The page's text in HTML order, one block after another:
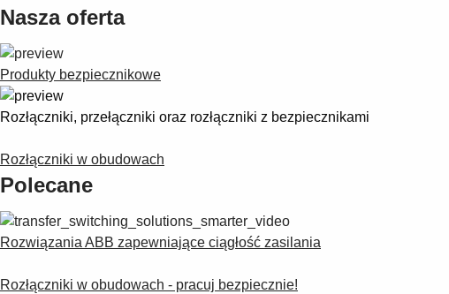
Nasza oferta
Produkty bezpiecznikowe
Rozłączniki, przełączniki oraz rozłączniki z bezpiecznikami
Rozłączniki w obudowach
Polecane
Rozwiązania ABB zapewniające ciągłość zasilania
Rozłączniki w obudowach - pracuj bezpiecznie!